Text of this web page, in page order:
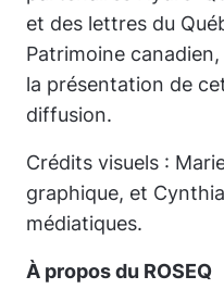
et des lettres du
Patrimoine
la présentation de
diffusion.
Crédits visuels :
graphique, et
médiatiques.
À propos du ROSEQ